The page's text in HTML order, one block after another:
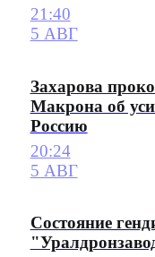
21:40
5 АВГ
Захарова
Макрона об
Россию
20:24
5 АВГ
Состояние